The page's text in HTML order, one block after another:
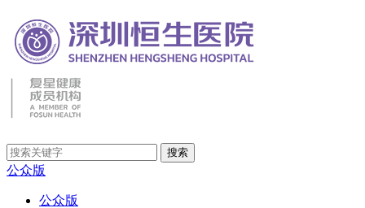
公众版
公众版